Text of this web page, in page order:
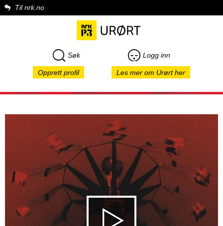
Til nrk.no
Søk Logg inn
Opprett profil Les mer om Urørt her